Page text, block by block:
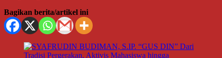
Bagikan berita/artikel ini